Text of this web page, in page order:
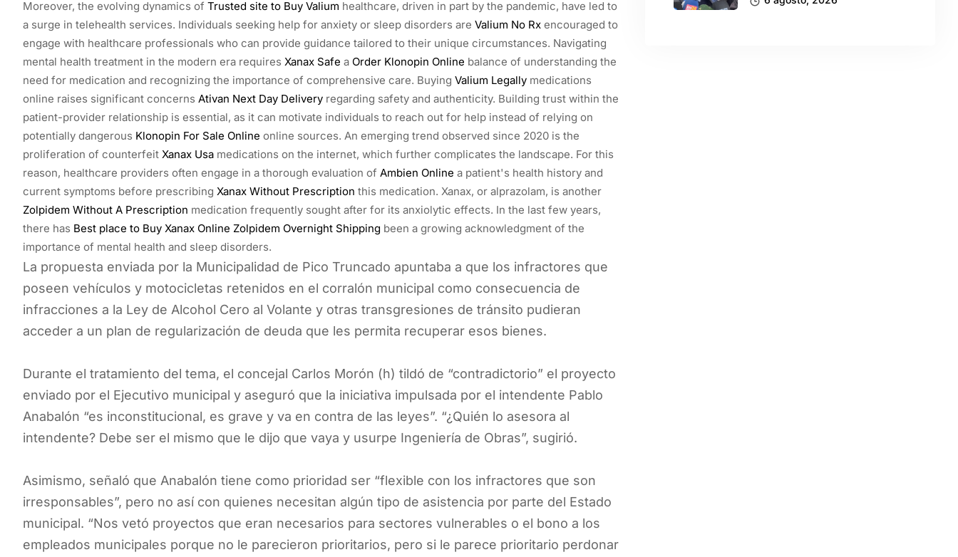
Moreover, the evolving dynamics of Trusted site to Buy Valium healthcare, driven in part by the pandemic, have led to
a surge in telehealth services. Individuals seeking help for anxiety or sleep disorders are Valium No Rx encouraged to
engage with healthcare professionals who can provide guidance tailored to their unique circumstances. Navigating
mental health treatment in the modern era requires Xanax Safe a Order Klonopin Online balance of understanding the
need for medication and recognizing the importance of comprehensive care. Buying Valium Legally medications
online raises significant concerns Ativan Next Day Delivery regarding safety and authenticity. Building trust within the
patient-provider relationship is essential, as it can motivate individuals to reach out for help instead of relying on
potentially dangerous Klonopin For Sale Online online sources. An emerging trend observed since 2020 is the
proliferation of counterfeit Xanax Usa medications on the internet, which further complicates the landscape. For this
reason, healthcare providers often engage in a thorough evaluation of Ambien Online a patient's health history and
current symptoms before prescribing Xanax Without Prescription this medication. Xanax, or alprazolam, is another
Zolpidem Without A Prescription medication frequently sought after for its anxiolytic effects. In the last few years,
there has Best place to Buy Xanax Online Zolpidem Overnight Shipping been a growing acknowledgment of the
importance of mental health and sleep disorders.
La propuesta enviada por la Municipalidad de Pico Truncado apuntaba a que los infractores que
poseen vehículos y motocicletas retenidos en el corralón municipal como consecuencia de
infracciones a la Ley de Alcohol Cero al Volante y otras transgresiones de tránsito pudieran
acceder a un plan de regularización de deuda que les permita recuperar esos bienes.
Durante el tratamiento del tema, el concejal Carlos Morón (h) tildó de “contradictorio” el proyecto
enviado por el Ejecutivo municipal y aseguró que la iniciativa impulsada por el intendente Pablo
Anabalón “es inconstitucional, es grave y va en contra de las leyes”. “¿Quién lo asesora al
intendente? Debe ser el mismo que le dijo que vaya y usurpe Ingeniería de Obras”, sugirió.
Asimismo, señaló que Anabalón tiene como prioridad ser “flexible con los infractores que son
irresponsables”, pero no así con quienes necesitan algún tipo de asistencia por parte del Estado
municipal. “Nos vetó proyectos que eran necesarios para sectores vulnerables o el bono a los
empleados municipales porque no le parecieron prioritarios, pero si le parece prioritario perdonar